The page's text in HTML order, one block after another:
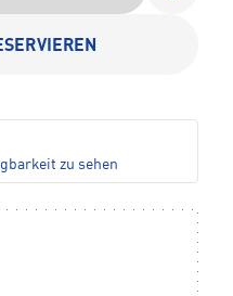
zu sehen